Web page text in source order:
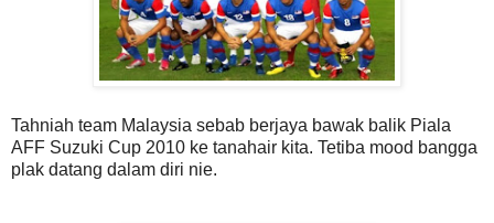
Tahniah team Malaysia sebab berjaya bawak balik Piala
AFF Suzuki Cup 2010 ke tanahair kita. Tetiba mood bangga
plak datang dalam diri nie.